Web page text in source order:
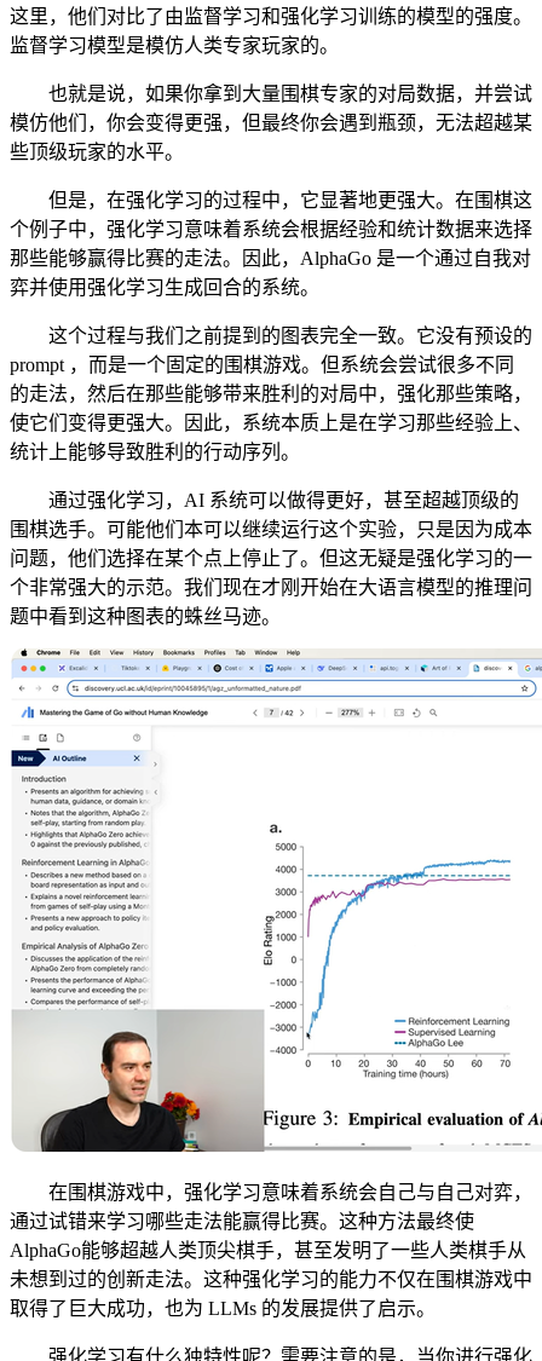
这里，他们对比了由监督学习和强化学习训练的模型的强度。
监督学习模型是模仿人类专家玩家的。
也就是说，如果你拿到大量围棋专家的对局数据，并尝试
模仿他们，你会变得更强，但最终你会遇到瓶颈，无法超越某
些顶级玩家的水平。
但是，在强化学习的过程中，它显著地更强大。在围棋这
个例子中，强化学习意味着系统会根据经验和统计数据来选择
那些能够赢得比赛的走法。因此，AlphaGo 是一个通过自我对
弈并使用强化学习生成回合的系统。
这个过程与我们之前提到的图表完全一致。它没有预设的
prompt ，而是一个固定的围棋游戏。但系统会尝试很多不同
的走法，然后在那些能够带来胜利的对局中，强化那些策略，
使它们变得更强大。因此，系统本质上是在学习那些经验上、
统计上能够导致胜利的行动序列。
通过强化学习，AI 系统可以做得更好，甚至超越顶级的
围棋选手。可能他们本可以继续运行这个实验，只是因为成本
问题，他们选择在某个点上停止了。但这无疑是强化学习的一
个非常强大的示范。我们现在才刚开始在大语言模型的推理问
题中看到这种图表的蛛丝马迹。
在围棋游戏中，强化学习意味着系统会自己与自己对弈，
通过试错来学习哪些走法能赢得比赛。这种方法最终使
AlphaGo能够超越人类顶尖棋手，甚至发明了一些人类棋手从
未想到过的创新走法。这种强化学习的能力不仅在围棋游戏中
取得了巨大成功，也为 LLMs 的发展提供了启示。
强化学习有什么独特性呢？需要注意的是，当你进行强化